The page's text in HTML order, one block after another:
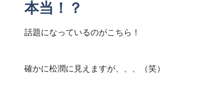
本当！？
話題になっているのがこちら！
確かに松潤に見えますが、、、（笑）